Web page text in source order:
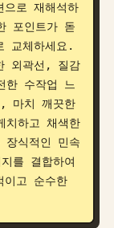
으로 재해석하
포인트가 돋
교체하세요.
외곽선, 질감
한 수작업 느
마치 깨끗한
치하고 채색한
식적인 민속
를 결합하여
이고 순수한